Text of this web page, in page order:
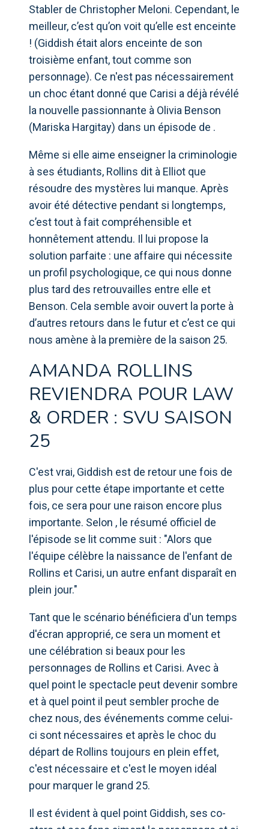
Stabler de Christopher Meloni. Cependant, le
meilleur, c’est qu’on voit qu’elle est enceinte
! (Giddish était alors enceinte de son
troisième enfant, tout comme son
personnage). Ce n'est pas nécessairement
un choc étant donné que Carisi a déjà révélé
la nouvelle passionnante à Olivia Benson
(Mariska Hargitay) dans un épisode de .
Même si elle aime enseigner la criminologie
à ses étudiants, Rollins dit à Elliot que
résoudre des mystères lui manque. Après
avoir été détective pendant si longtemps,
c’est tout à fait compréhensible et
honnêtement attendu. Il lui propose la
solution parfaite : une affaire qui nécessite
un profil psychologique, ce qui nous donne
plus tard des retrouvailles entre elle et
Benson. Cela semble avoir ouvert la porte à
d’autres retours dans le futur et c’est ce qui
nous amène à la première de la saison 25.
AMANDA ROLLINS
REVIENDRA POUR LAW
& ORDER : SVU SAISON
25
C'est vrai, Giddish est de retour une fois de
plus pour cette étape importante et cette
fois, ce sera pour une raison encore plus
importante. Selon , le résumé officiel de
l'épisode se lit comme suit : "Alors que
l'équipe célèbre la naissance de l'enfant de
Rollins et Carisi, un autre enfant disparaît en
plein jour."
Tant que le scénario bénéficiera d'un temps
d'écran approprié, ce sera un moment et
une célébration si beaux pour les
personnages de Rollins et Carisi. Avec à
quel point le spectacle peut devenir sombre
et à quel point il peut sembler proche de
chez nous, des événements comme celui-
ci sont nécessaires et après le choc du
départ de Rollins toujours en plein effet,
c'est nécessaire et c'est le moyen idéal
pour marquer le grand 25.
Il est évident à quel point Giddish, ses co-